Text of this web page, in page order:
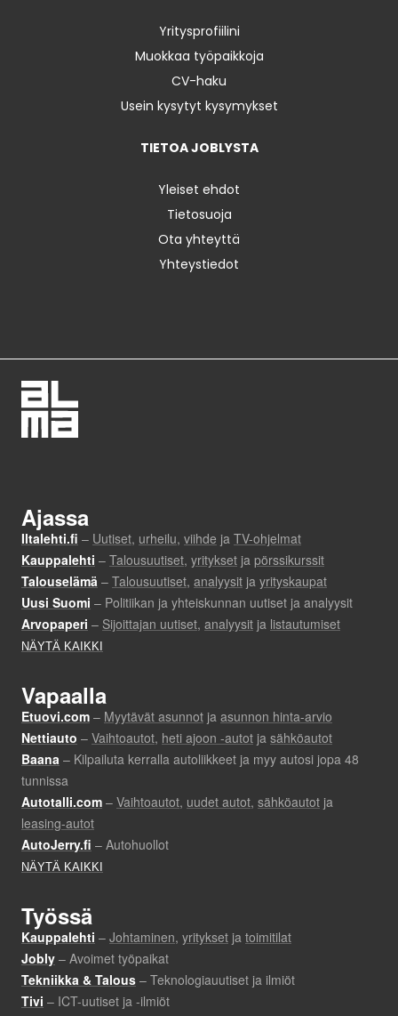
Yritysprofiilini
Muokkaa työpaikkoja
CV-haku
Usein kysytyt kysymykset
TIETOA JOBLYSTA
Yleiset ehdot
Tietosuoja
Ota yhteyttä
Yhteystiedot